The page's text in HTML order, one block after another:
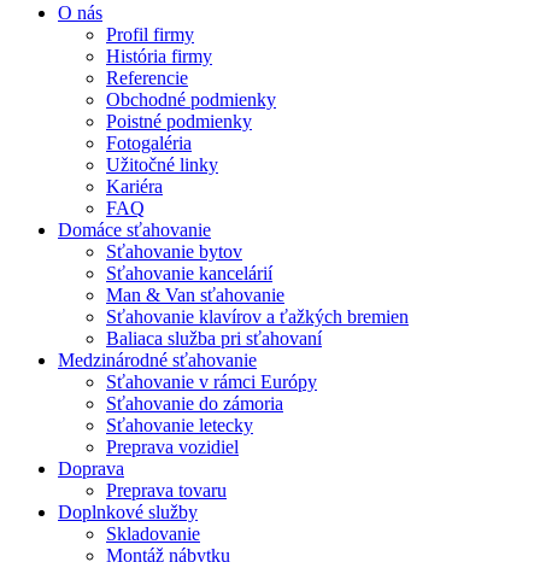
O nás
Profil firmy
História firmy
Referencie
Obchodné podmienky
Poistné podmienky
Fotogaléria
Užitočné linky
Kariéra
FAQ
Domáce sťahovanie
Sťahovanie bytov
Sťahovanie kancelárií
Man & Van sťahovanie
Sťahovanie klavírov a ťažkých bremien
Baliaca služba pri sťahovaní
Medzinárodné sťahovanie
Sťahovanie v rámci Európy
Sťahovanie do zámoria
Sťahovanie letecky
Preprava vozidiel
Doprava
Preprava tovaru
Doplnkové služby
Skladovanie
Montáž nábytku